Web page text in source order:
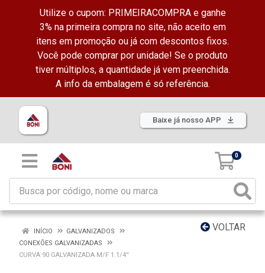
Utilize o cupom: PRIMEIRACOMPRA e ganhe
3% na primeira compra no site, não aceito em
itens em promoção ou já com descontos fixos.
Você pode comprar por unidade! Se o produto
tiver múltiplos, a quantidade já vem preenchida.
A info da embalagem é só referência.
Baixe já nosso APP
0
VOLTAR
INÍCIO
GALVANIZADOS
CONEXÕES GALVANIZADAS
CURVA 90 GALVANIZADA M/F 1.1/4''